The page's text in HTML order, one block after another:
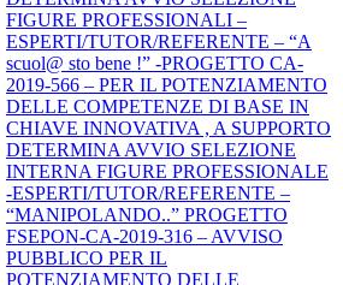
FIGURE PROFESSIONALI –
ESPERTI/TUTOR/REFERENTE – “A
scuol@ sto bene !” -PROGETTO CA-
2019-566 – PER IL POTENZIAMENTO
DELLE COMPETENZE DI BASE IN
CHIAVE INNOVATIVA , A SUPPORTO
DETERMINA AVVIO SELEZIONE
INTERNA FIGURE PROFESSIONALE
-ESPERTI/TUTOR/REFERENTE –
“MANIPOLANDO..” PROGETTO
FSEPON-CA-2019-316 – AVVISO
PUBBLICO PER IL
POTENZIAMENTO DELLE